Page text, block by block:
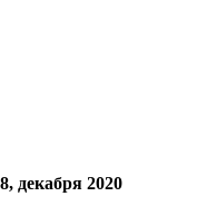
декабря 2020